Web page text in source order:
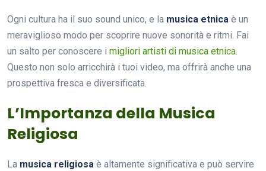
Ogni cultura ha il suo sound unico, e la musica etnica è un
meraviglioso modo per scoprire nuove sonorità e ritmi. Fai
un salto per conoscere i migliori artisti di musica etnica.
Questo non solo arricchirà i tuoi video, ma offrirà anche una
prospettiva fresca e diversificata.
L’Importanza della Musica
Religiosa
La musica religiosa è altamente significativa e può servire